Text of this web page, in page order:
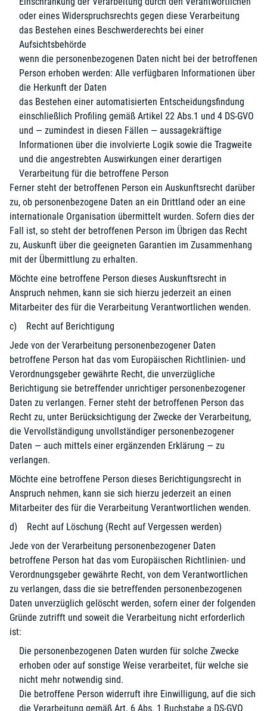
oder eines Widerspruchsrechts gegen diese Verarbeitung
das Bestehen eines Beschwerderechts bei einer
Aufsichtsbehörde
wenn die personenbezogenen Daten nicht bei der betroffenen
Person erhoben werden: Alle verfügbaren Informationen über
die Herkunft der Daten
das Bestehen einer automatisierten Entscheidungsfindung
einschließlich Profiling gemäß Artikel 22 Abs.1 und 4 DS-GVO
und — zumindest in diesen Fällen — aussagekräftige
Informationen über die involvierte Logik sowie die Tragweite
und die angestrebten Auswirkungen einer derartigen
Verarbeitung für die betroffene Person
Ferner steht der betroffenen Person ein Auskunftsrecht darüber
zu, ob personenbezogene Daten an ein Drittland oder an eine
internationale Organisation übermittelt wurden. Sofern dies der
Fall ist, so steht der betroffenen Person im Übrigen das Recht
zu, Auskunft über die geeigneten Garantien im Zusammenhang
mit der Übermittlung zu erhalten.
Möchte eine betroffene Person dieses Auskunftsrecht in
Anspruch nehmen, kann sie sich hierzu jederzeit an einen
Mitarbeiter des für die Verarbeitung Verantwortlichen wenden.
c) Recht auf Berichtigung
Jede von der Verarbeitung personenbezogener Daten
betroffene Person hat das vom Europäischen Richtlinien- und
Verordnungsgeber gewährte Recht, die unverzügliche
Berichtigung sie betreffender unrichtiger personenbezogener
Daten zu verlangen. Ferner steht der betroffenen Person das
Recht zu, unter Berücksichtigung der Zwecke der Verarbeitung,
die Vervollständigung unvollständiger personenbezogener
Daten — auch mittels einer ergänzenden Erklärung — zu
verlangen.
Möchte eine betroffene Person dieses Berichtigungsrecht in
Anspruch nehmen, kann sie sich hierzu jederzeit an einen
Mitarbeiter des für die Verarbeitung Verantwortlichen wenden.
d) Recht auf Löschung (Recht auf Vergessen werden)
Jede von der Verarbeitung personenbezogener Daten
betroffene Person hat das vom Europäischen Richtlinien- und
Verordnungsgeber gewährte Recht, von dem Verantwortlichen
zu verlangen, dass die sie betreffenden personenbezogenen
Daten unverzüglich gelöscht werden, sofern einer der folgenden
Gründe zutrifft und soweit die Verarbeitung nicht erforderlich
ist:
Die personenbezogenen Daten wurden für solche Zwecke
erhoben oder auf sonstige Weise verarbeitet, für welche sie
nicht mehr notwendig sind.
Die betroffene Person widerruft ihre Einwilligung, auf die sich
die Verarbeitung gemäß Art. 6 Abs. 1 Buchstabe a DS-GVO